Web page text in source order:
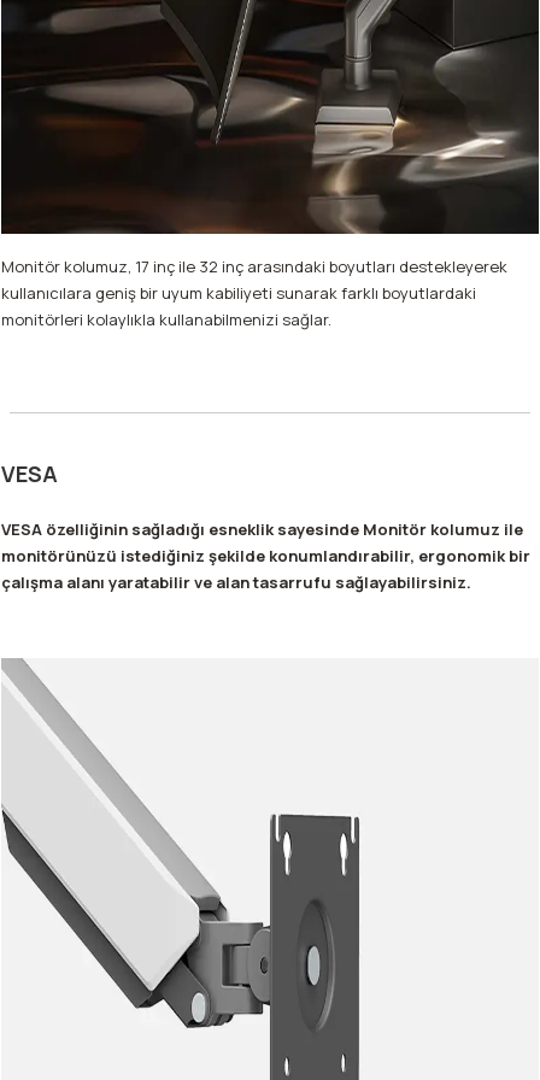
Monitör kolumuz, 17 inç ile 32 inç arasındaki boyutları destekleyerek
kullanıcılara geniş bir uyum kabiliyeti sunarak farklı boyutlardaki
monitörleri kolaylıkla kullanabilmenizi sağlar.
VESA
VESA özelliğinin sağladığı esneklik sayesinde Monitör kolumuz ile
monitörünüzü istediğiniz şekilde konumlandırabilir, ergonomik bir
çalışma alanı yaratabilir ve alan tasarrufu sağlayabilirsiniz.